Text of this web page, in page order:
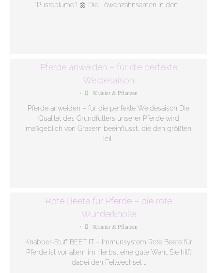
“Pusteblume”! 🌼 Die Löwenzahnsamen in den …
Pferde anweiden – für die perfekte
Weidesaison
•
Kräuter & Pflanzen
Pferde anweiden – für die perfekte Weidesaison Die
Qualität des Grundfutters unserer Pferde wird
maßgeblich von Gräsern beeinflusst, die den größten
Teil …
Rote Beete für Pferde – die rote
Wunderknolle
•
Kräuter & Pflanzen
Knabber-Stuff BEET IT – Immunsystem Rote Beete für
Pferde ist vor allem im Herbst eine gute Wahl. Sie hilft
dabei den Fellwechsel …